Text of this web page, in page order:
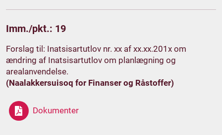
Imm./pkt.: 19
Forslag til: Inatsisartutlov nr. xx af xx.xx.201x om
ændring af Inatsisartutlov om planlægning og
arealanvendelse.
(Naalakkersuisoq for Finanser og Råstoffer)
Dokumenter